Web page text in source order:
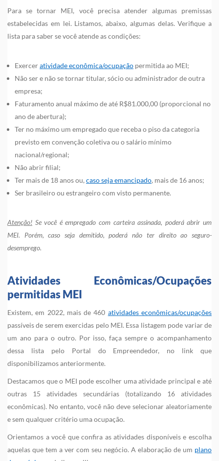
Para se tornar MEI, você precisa atender algumas premissas
estabelecidas em lei. Listamos, abaixo, algumas delas. Verifique a
lista para saber se você atende as condições:
Exerceratividade econômica/ocupação permitida ao MEI;
Não ser e não se tornar titular, sócio ou administrador de outra
empresa;
Faturamento anual máximo de até R$81.000,00 (proporcional no
ano de abertura);
Ter no máximo um empregado que receba o piso da categoria
previsto em convenção coletiva ou o salário mínimo
nacional/regional;
Não abrir filial;
Ter mais de 18 anos ou, caso seja emancipado, mais de 16 anos;
Ser brasileiro ou estrangeiro com visto permanente.
Atenção! Se você é empregado com carteira assinada, poderá abrir um
MEI. Porém, caso seja demitido, poderá não ter direito ao seguro-
desemprego.
Atividades Econômicas/Ocupações
permitidas MEI
Existem, em 2022, mais de 460 atividades econômicas/ocupações
passíveis de serem exercidas pelo MEI. Essa listagem pode variar de
um ano para o outro. Por isso, faça sempre o acompanhamento
dessa lista pelo Portal do Empreendedor, no link que
disponibilizamos anteriormente.
Destacamos que o MEI pode escolher uma atividade principal e até
outras 15 atividades secundárias (totalizando 16 atividades
econômicas). No entanto, você não deve selecionar aleatoriamente
e sem qualquer critério uma ocupação.
Orientamos a você que confira as atividades disponíveis e escolha
aquelas que tem a ver com seu negócio. A elaboração de um plano